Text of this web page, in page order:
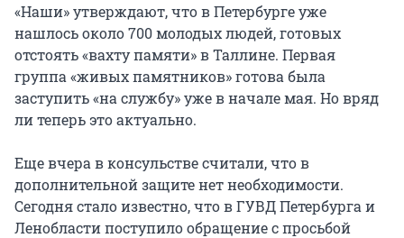
«Наши» утверждают, что в Петербурге уже
нашлось около 700 молодых людей, готовых
отстоять «вахту памяти» в Таллине. Первая
группа «живых памятников» готова была
заступить «на службу» уже в начале мая. Но вряд
ли теперь это актуально.
Еще вчера в консульстве считали, что в
дополнительной защите нет необходимости.
Сегодня стало известно, что в ГУВД Петербурга и
Ленобласти поступило обращение с просьбой